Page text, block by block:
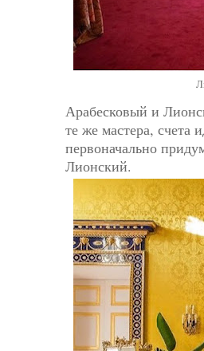
Арабесковый и
те же мастера, счета
первоначально
Лионский.